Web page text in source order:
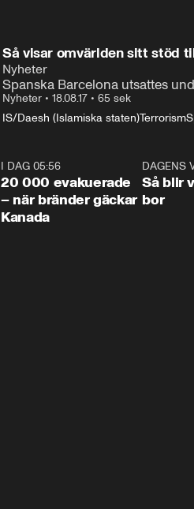
Så visar omvärlden sitt stöd
Nyheter
Spanska Barcelona utsattes
Nyheter • 18.08.17 • 65 sek
IS/Daesh (Islamiska staten)Terrorism
I DAG 05:56
20 000 evakuerade
– när bränder gäckar
Kanada
DAGENS
Så blir
bor